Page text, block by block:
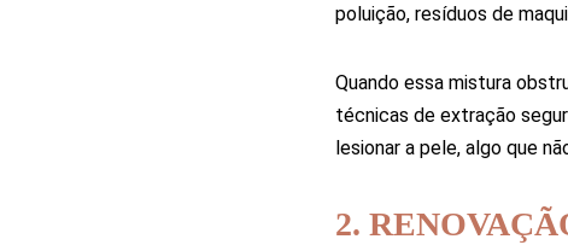
poluição, resíduos de
Quando essa mistura
técnicas de extração
lesionar a pele, algo que
2.